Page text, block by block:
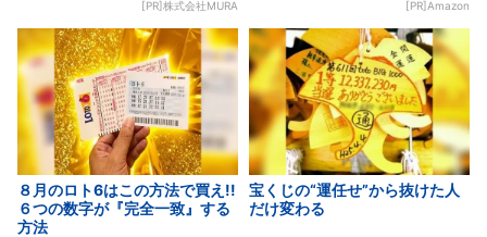
[PR]株式会社MURA [PR]Amazon
８月のロト6はこの方法で買え!!
６つの数字が『完全一致』する
方法
宝くじの“運任せ”から抜けた人
だけ変わる